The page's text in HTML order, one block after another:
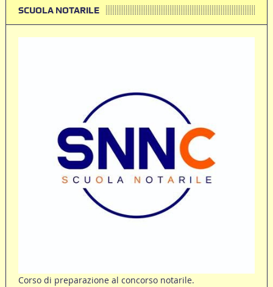
SCUOLA NOTARILE
Corso di preparazione al concorso notarile.